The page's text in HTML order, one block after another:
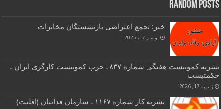
Random Posts
خبر: تجمع اعتراضی بازنشستگان مخابرات
نوامبر 17, 2025
نشریه کمونیست هفتگی شماره ۸۳۷ ـ حزب کمونیست کارگری ایران ـ
حکمتیست
ژانویه 17, 2026
نشریه کار شماره ۱۱۶۷ ـ سازمان فدائیان (اقلیت)